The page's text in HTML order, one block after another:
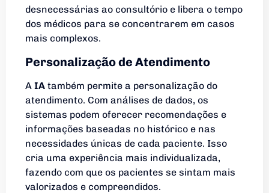
desnecessárias ao consultório e libera o tempo
dos médicos para se concentrarem em casos
mais complexos.
Personalização de Atendimento
A IA também permite a personalização do
atendimento. Com análises de dados, os
sistemas podem oferecer recomendações e
informações baseadas no histórico e nas
necessidades únicas de cada paciente. Isso
cria uma experiência mais individualizada,
fazendo com que os pacientes se sintam mais
valorizados e compreendidos.